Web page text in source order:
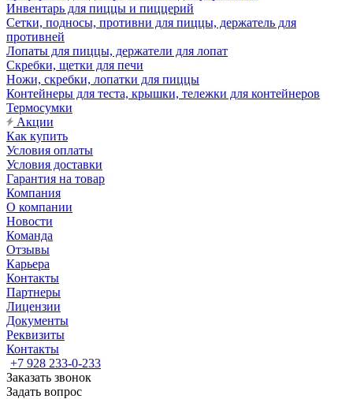
Инвентарь для пиццы и пиццерий
Сетки, подносы, противни для пиццы, держатель для
противней
Лопаты для пиццы, держатели для лопат
Скребки, щетки для печи
Ножи, скребки, лопатки для пиццы
Контейнеры для теста, крышки, тележки для контейнеров
Термосумки
Акции
Как купить
Условия оплаты
Условия доставки
Гарантия на товар
Компания
О компании
Новости
Команда
Отзывы
Карьера
Контакты
Партнеры
Лицензии
Документы
Реквизиты
Контакты
+7 928 233-0-233
Заказать звонок
Задать вопрос